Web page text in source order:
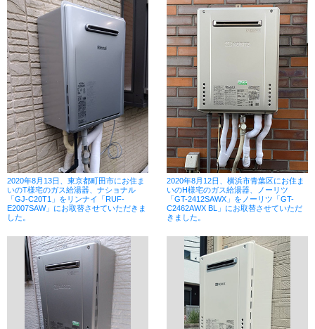
2020年8月13日、東京都町田市にお住ま
いのT様宅のガス給湯器、ナショナル
「GJ-C20T1」をリンナイ「RUF-
E2007SAW」にお取替させていただきま
した。
2020年8月12日、横浜市青葉区にお住ま
いのH様宅のガス給湯器、ノーリツ
「GT-2412SAWX」をノーリツ「GT-
C2462AWX BL」にお取替させていただ
きました。